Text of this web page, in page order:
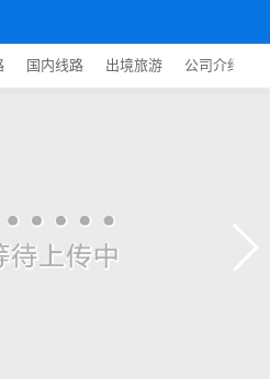
国内线路 出境旅游 公司介绍